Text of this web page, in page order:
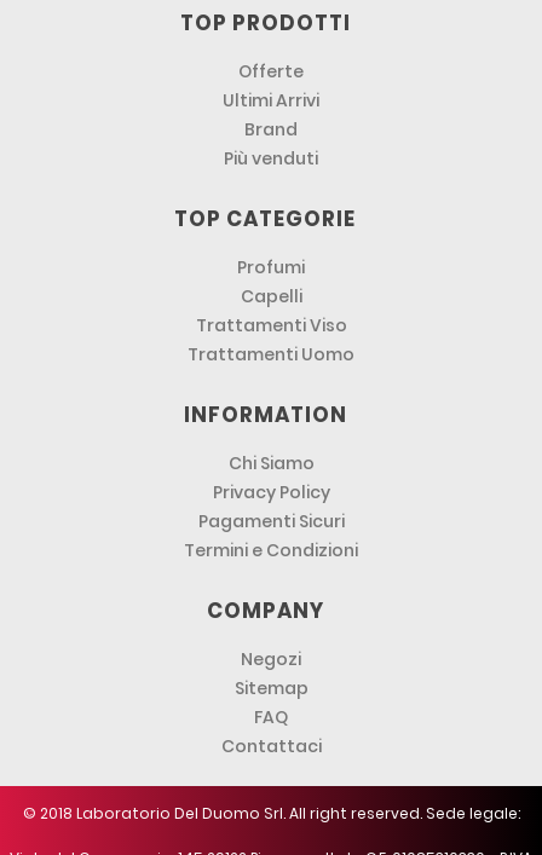
TOP PRODOTTI
Offerte
Ultimi Arrivi
Brand
Più venduti
TOP CATEGORIE
Profumi
Capelli
Trattamenti Viso
Trattamenti Uomo
INFORMATION
Chi Siamo
Privacy Policy
Pagamenti Sicuri
Termini e Condizioni
COMPANY
Negozi
Sitemap
FAQ
Contattaci
© 2018 Laboratorio Del Duomo Srl. All right reserved. Sede legale: